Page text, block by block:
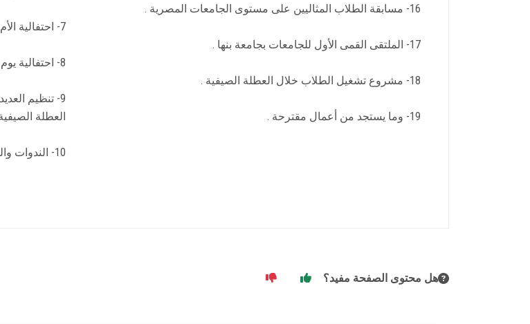
16- مسابقة الطلاب المثاليين على مستوى الجامعات المصرية .
17- الملتقى القمى الأول للجامعات بجامعة بنها .
18- مشروع تشغيل الطلاب خلال العطلة الصيفية .
19- وما يستجد من أعمال مقترحة .
7- احتفالية الأم المثالية .
8- احتفالية يوم اليتيم .
9- تنظيم
العطلة
10- الندوات والمبادرات المجتمعية وتنفيذ العديد من القوافل الطبية .
هل محتوى الصفحة مفيد؟